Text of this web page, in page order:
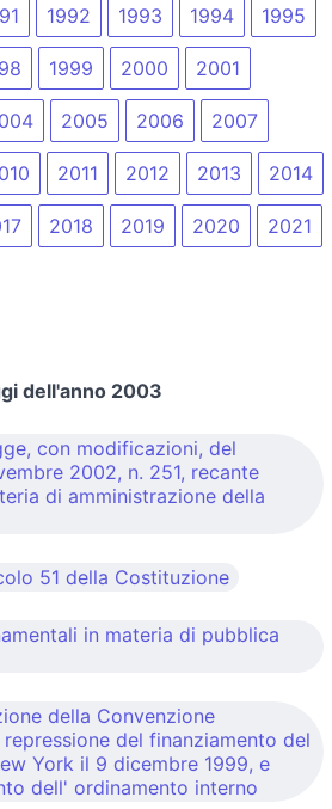
1992 1993 1994 1995
1999 2000 2001
2005 2006 2007
2011 2012 2013 2014
2018 2019 2020 2021
dell'anno 2003
con modificazioni, del
2002, n. 251, recante
di amministrazione della
51 della Costituzione
in materia di pubblica
della Convenzione
del finanziamento del
York il 9 dicembre 1999, e
dell' ordinamento interno